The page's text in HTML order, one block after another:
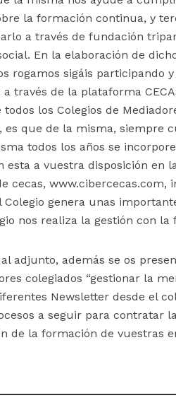
la formación continua, y
a través de fundación
En la elaboración de
rogamos sigáis participando
través de la plataforma
los Colegios de
es que de la misma, siempre
todos los años se
esta a vuestra disposición en
cecas,
Colegio genera unas
nos realiza la gestión con
adjunto, además se os
colegiados “gestionar la
Newsletter desde el
a seguir para contratar
de la formación de vuestras